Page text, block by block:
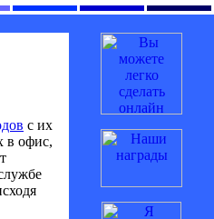
с их
в офис,